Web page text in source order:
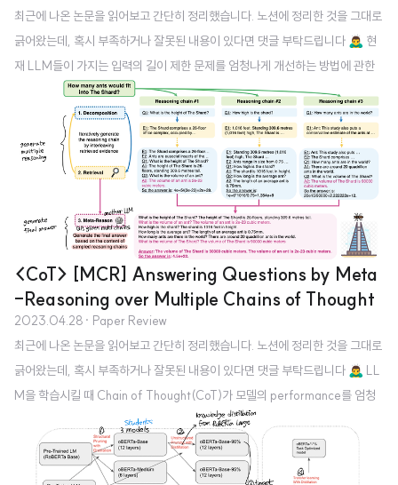
최근에 나온 논문을 읽어보고 간단히 정리했습니다. 노션에 정리한 것을 그대로
긁어왔는데, 혹시 부족하거나 잘못된 내용이 있다면 댓글 부탁드립니다 🙇‍♂️ 현
재 LLM들이 가지는 입력의 길이 제한 문제를 엄청나게 개선하는 방법에 관한
논문 배경 최근 ChatGPT의 등장 이후로 LLM에 대한 관심이 뜨겁고 실제로
그 성능이 어마무시하게 좋다는 것은 잘 알려져 있다. 그럼에도 불구하고 이러
한 LLM들은 transformer 기반의 architecture를 사용하기 때문에, ‘입력의
길이가 제한’되고 ‘이 길이를 늘리는 데 드는 비용이 엄청나게 크다’는 문제점이
있었다. 대표적인 예로 사람들이 챗봇을 통해 처리하기 원하는 것 중 하나가 문
서 요약인데, 길이가 조금만 길어도 이를 잘 처리하지 못하는 모습을 쉽게..
<CoT> [MCR] Answering Questions by Meta
-Reasoning over Multiple Chains of Thought
2023.04.28 · Paper Review
최근에 나온 논문을 읽어보고 간단히 정리했습니다. 노션에 정리한 것을 그대로
긁어왔는데, 혹시 부족하거나 잘못된 내용이 있다면 댓글 부탁드립니다 🙇‍♂️ LL
M을 학습시킬 때 Chain of Thought(CoT)가 모델의 performance를 엄청
나게 향상시킨다는 것은 잘 알려져있다. 이때 chain의 중간 과정들은 사실상 버
려지게 되는데, Multi-Chain Reasoning(MCR)에서는 이를 정답을 생성하
는 근거로 재활용한다(여기서는 다른 LLM을 사용). 모델 컨셉 우선 주어진 질